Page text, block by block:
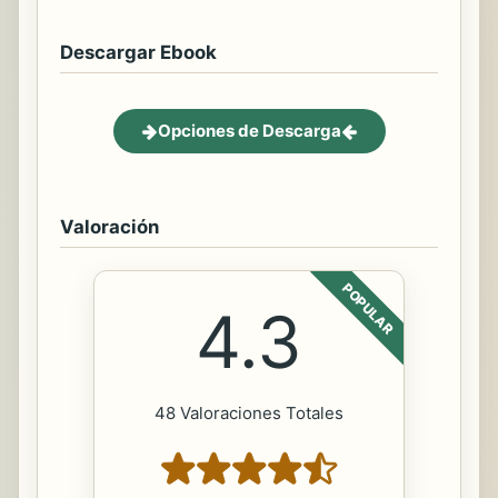
Descargar Ebook
Opciones de Descarga
Valoración
POPULAR
4.3
48 Valoraciones Totales